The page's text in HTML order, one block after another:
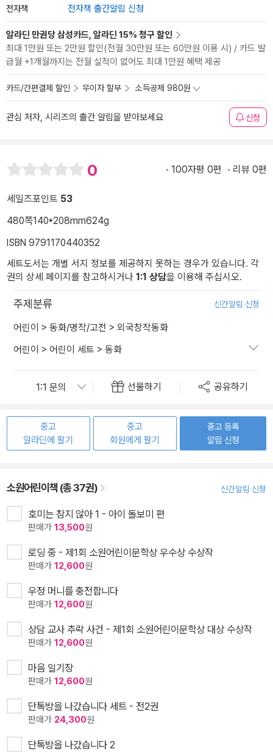
전자책 전자책 출간알림 신청
알라딘 만권당 삼성카드, 알라딘 15% 청구 할인
최대 1만원 또는 2만원 할인(전월 30만원 또는 60만원 이용 시) / 카드 발
급월 +1개월까지는 전월 실적이 없어도 최대 1만원 혜택 제공
카드/간편결제 할인 무이자 할부 소득공제 980원
관심 저자, 시리즈의 출간 알림을 받아보세요 신청
0 100자평 0편 리뷰 0편
세일즈포인트 53
480쪽140*208mm624g
ISBN 9791170440352
세트도서는 개별 서지 정보를 제공하지 못하는 경우가 있습니다. 각
권의 상세 페이지를 참고하시거나 1:1 상담을 이용해 주십시오.
주제분류 신간알림 신청
어린이 > 동화/명작/고전 > 외국창작동화
어린이 > 어린이 세트 > 동화
선물하기 공유하기
중고
알라딘에 팔기
중고
회원에게 팔기
중고 등록
알림 신청
소원어린이책 (총 37권) 신간알림 신청
호미는 참지 않아 1 - 아이 돌보미 편
판매가 13,500원
로딩 중 - 제1회 소원어린이문학상 우수상 수상작
판매가 12,600원
우정 머니를 충전합니다
판매가 12,600원
상담 교사 추락 사건 - 제1회 소원어린이문학상 대상 수상작
판매가 12,600원
마음 일기장
판매가 12,600원
단톡방을 나갔습니다 세트 - 전2권
판매가 24,300원
단톡방을 나갔습니다 2